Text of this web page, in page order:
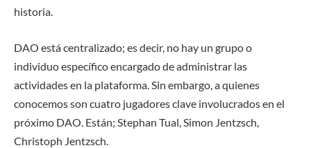
historia.
DAO está centralizado; es decir, no hay un grupo o
individuo específico encargado de administrar las
actividades en la plataforma. Sin embargo, a quienes
conocemos son cuatro jugadores clave involucrados en el
próximo DAO. Están; Stephan Tual, Simon Jentzsch,
Christoph Jentzsch.